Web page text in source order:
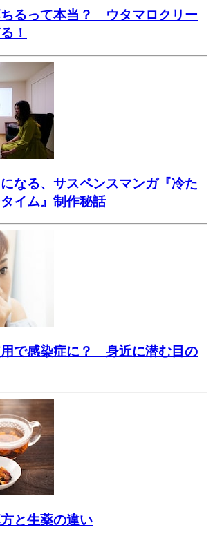
ちるって本当？ ウタマロクリー
！
なる、サスペンスマンガ『冷た
イム』制作秘話
用で感染症に？ 身近に潜む目の
と生薬の違い